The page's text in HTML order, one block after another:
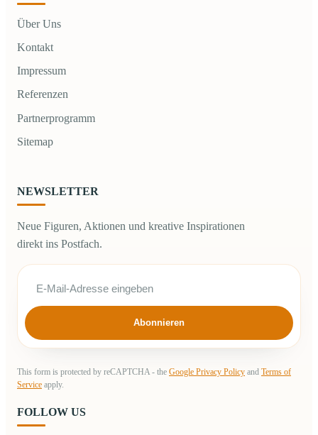
Über Uns
Kontakt
Impressum
Referenzen
Partnerprogramm
Sitemap
NEWSLETTER
Neue Figuren, Aktionen und kreative Inspirationen
direkt ins Postfach.
Abonnieren
This form is protected by reCAPTCHA - the Google Privacy Policy and Terms of
Service apply.
FOLLOW US